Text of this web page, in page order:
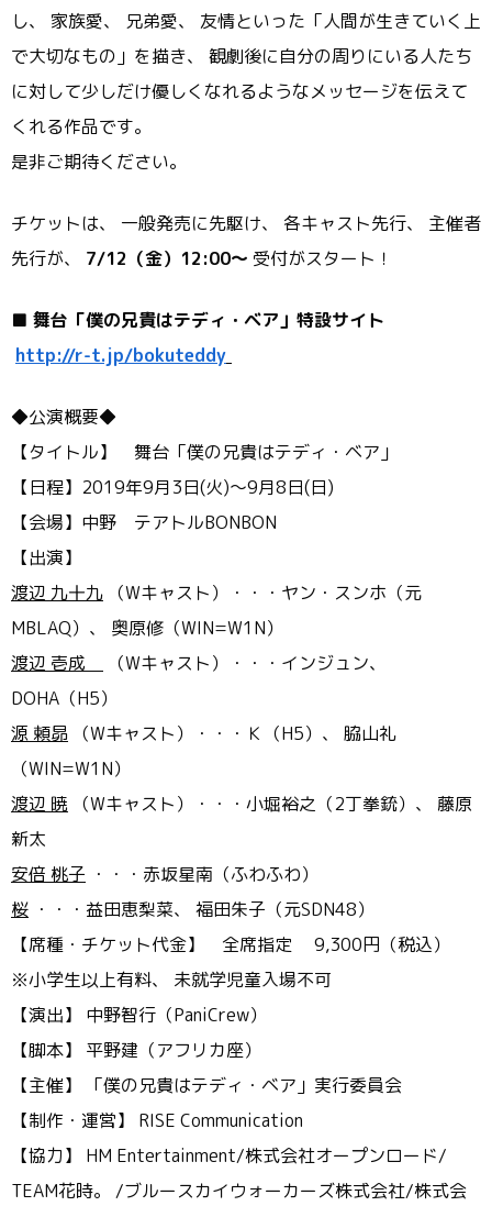
し、 家族愛、 兄弟愛、 友情といった「人間が生きていく上
で大切なもの」を描き、 観劇後に自分の周りにいる人たち
に対して少しだけ優しくなれるようなメッセージを伝えて
くれる作品です。
是非ご期待ください。
チケットは、 一般発売に先駆け、 各キャスト先行、 主催者
先行が、 7/12（金）12:00～ 受付がスタート！
■ 舞台「僕の兄貴はテディ・ベア」特設サイト
http://r-t.jp/bokuteddy
◆公演概要◆
【タイトル】 舞台「僕の兄貴はテディ・ベア」
【日程】2019年9月3日(火)～9月8日(日)
【会場】中野 テアトルBONBON
【出演】
渡辺 九十九 （Wキャスト）・・・ヤン・スンホ（元
MBLAQ）、 奥原修（WIN=W1N）
渡辺 壱成
（Wキャスト）・・・インジュン、
DOHA（H5）
源 頼昴 （Wキャスト）・・・Ｋ（H5）、 脇山礼
（WIN=W1N）
渡辺 暁 （Wキャスト）・・・小堀裕之（2丁拳銃）、 藤原
新太
安倍 桃子 ・・・赤坂星南（ふわふわ）
桜 ・・・益田恵梨菜、 福田朱子（元SDN48）
【席種・チケット代金】 全席指定 9,300円（税込）
※小学生以上有料、 未就学児童入場不可
【演出】 中野智行（PaniCrew）
【脚本】 平野建（アフリカ座）
【主催】 「僕の兄貴はテディ・ベア」実行委員会
【制作・運営】 RISE Communication
【協力】 HM Entertainment/株式会社オープンロード/
TEAM花時。 /ブルースカイウォーカーズ株式会社/株式会